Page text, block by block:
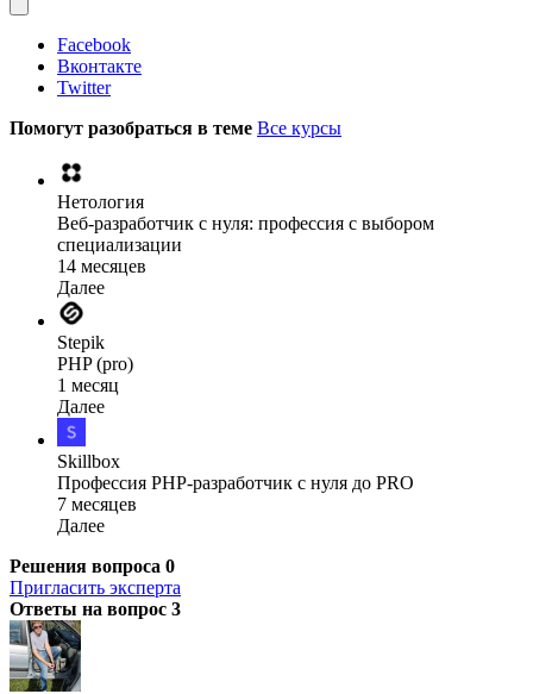
Facebook
Вконтакте
Twitter
Помогут разобраться в теме Все курсы
Нетология
Веб-разработчик с нуля: профессия с выбором
специализации
14 месяцев
Далее
Stepik
PHP (pro)
1 месяц
Далее
Skillbox
Профессия PHP-разработчик с нуля до PRO
7 месяцев
Далее
Решения вопроса 0
Пригласить эксперта
Ответы на вопрос 3